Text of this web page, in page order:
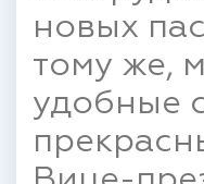
новых
тому же,
удобные